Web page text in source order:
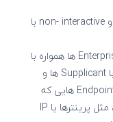
3) پشتیبانی از Endpoint های interactive و non- interactive با
استقرار 802.1x مخصوصا داخل Enterprise Network ها همواره با
چالشهایی مواجه بوده است. مشکلاتی که با Supplicant ها و
همچنین non-Authenticating Device ها (Endpoint هایی که
توانمندی طی کردن پروسه 802.1x را ندارند، مثل پرینترها یا IP